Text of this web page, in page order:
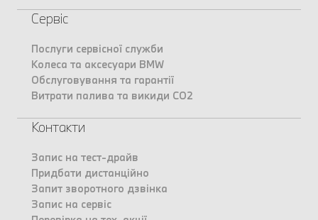
Сервіс
Послуги сервісної служби
Колеса та аксесуари BMW
Обслуговування та гарантії
Витрати палива та викиди CO2
Контакти
Запис на тест-драйв
Придбати дистанційно
Запит зворотного дзвінка
Запис на сервіс